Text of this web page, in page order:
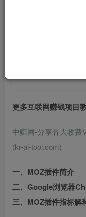
更多互联网赚钱项目
中赚网-分享各大收费
(kr-ai-tool.com)
一、MOZ插件简介
二、Google浏览器
三、MOZ插件指标解